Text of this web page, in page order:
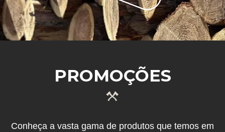
PROMOÇÕES
Conheça a vasta gama de produtos que temos em